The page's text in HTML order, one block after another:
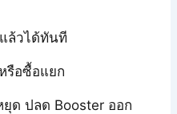
ล้วได้ทันที
รือซื้อแยก
ด ปลด Booster ออก